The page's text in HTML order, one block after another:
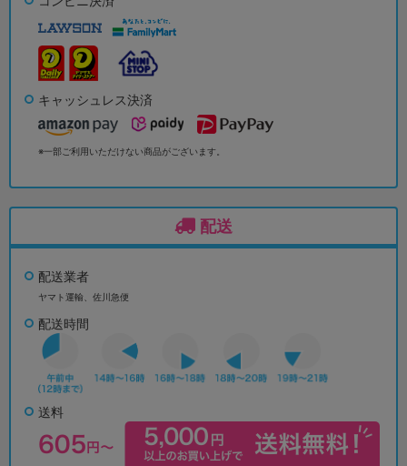
キャッシュレス決済
※一部ご利用いただけない商品がございます。
配送
配送業者
ヤマト運輸、佐川急便
配送時間
送料